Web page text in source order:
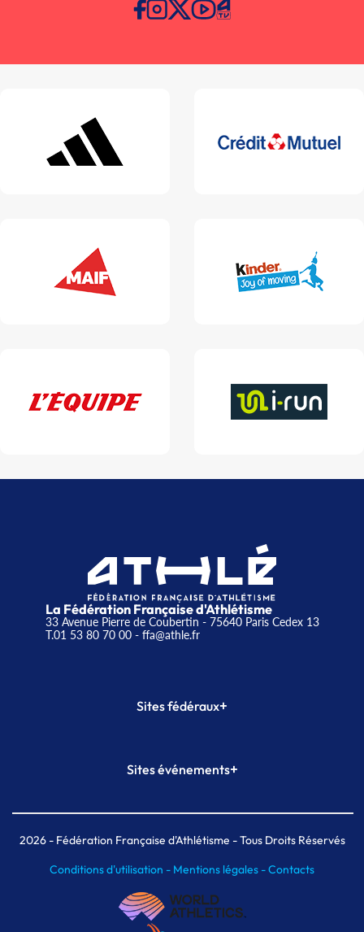
La Fédération Française d'Athlétisme
33 Avenue Pierre de Coubertin - 75640 Paris Cedex 13
T.01 53 80 70 00- ffa@athle.fr
Sites fédéraux+
Plateforme Formation
Sites événements+
Meeting de Paris indoor
MAIF Ekiden de Paris
2026- Fédération Française d'Athlétisme - Tous Droits Réservés
Conditions d'utilisation - Mentions légales -Contacts